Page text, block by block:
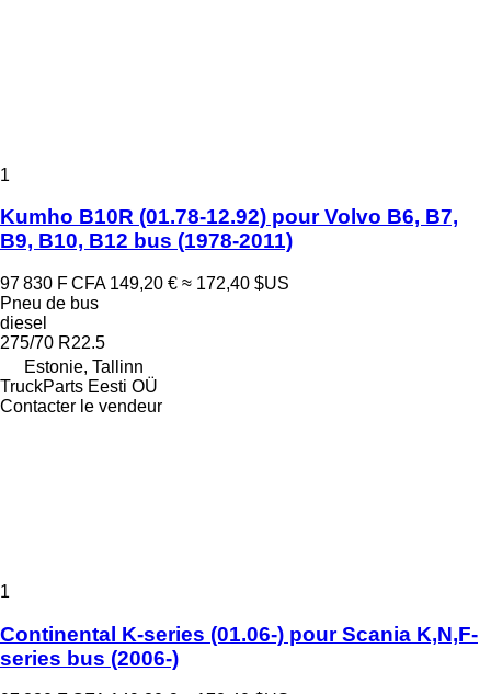
1
Kumho B10R (01.78-12.92) pour Volvo B6, B7,
B9, B10, B12 bus (1978-2011)
97 830 F CFA 149,20 € ≈ 172,40 $US
Pneu de bus
diesel
275/70 R22.5
Estonie, Tallinn
TruckParts Eesti OÜ
Contacter le vendeur
1
Continental K-series (01.06-) pour Scania K,N,F-
series bus (2006-)